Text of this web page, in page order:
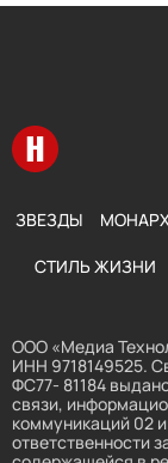
Перейти на
ЗВЕЗДЫ
СТИЛЬ ЖИЗНИ
ООО «Медиа
ИНН 9718149525.
ФС77- 81184
связи,
коммуникаций 02
ответственности